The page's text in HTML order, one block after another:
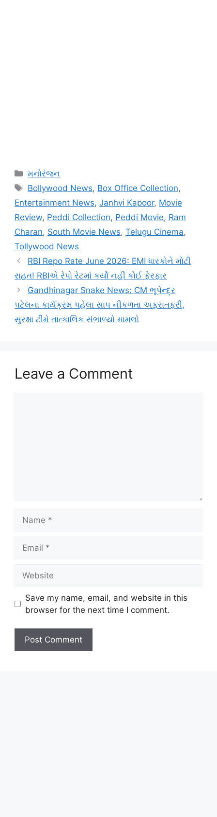
Categories
મનોરંજન
Tags
Bollywood News, Box Office Collection,
Entertainment News, Janhvi Kapoor, Movie
Review, Peddi Collection, Peddi Movie, Ram
Charan, South Movie News, Telugu Cinema,
Tollywood News
RBI Repo Rate June 2026: EMI ધારકોને મોટી
રાહત! RBIએ રેપો રેટમાં કર્યો નહીં કોઈ ફેરફાર
Gandhinagar Snake News: CM ભૂપેન્દ્ર
પટેલના કાર્યક્રમ પહેલા સાપ નીકળતા અફરાતફરી,
સુરક્ષા ટીમે તાત્કાલિક સંભાળ્યો મામલો
Leave a Comment
Save my name, email, and website in this
browser for the next time I comment.